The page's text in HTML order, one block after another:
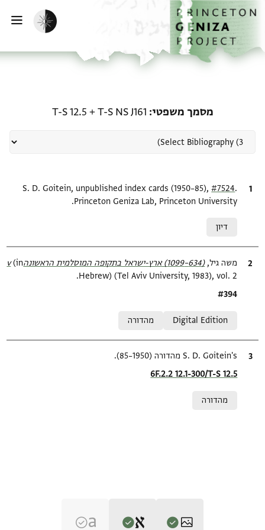
לתוכןהבית
הפעלת מצב כהה
מסמך משפטי T-S NS J161
+
T-S 12.5
ציטוט S. D. Goitein, unpublished index cards (1950–85),#7524
Princeton Geniza Lab, Princeton University.
דיון
ציטוט
משה גיל, (634–1099) ארץ-ישראל בתקופה המוסלמית הראשונהv‎
(in
Hebrew) (Tel Aviv University, 1983), vol. 2.
Location in source
#394
Digital Edition
מהדורה
ציטוט
S. D. Goitein's מהדורה (1950–85).
Location in source
6F.2.2 12.1-300/T-S 12.5
מהדורה